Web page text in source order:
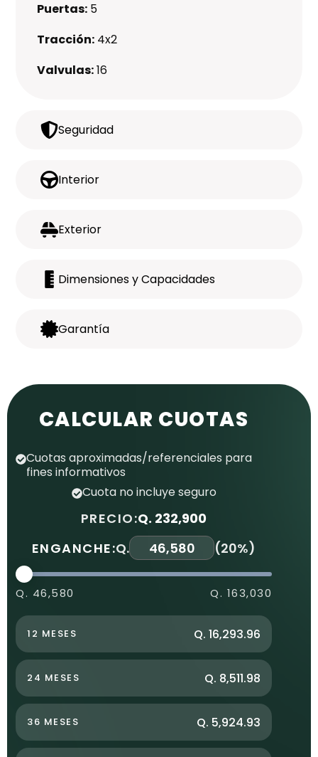
Seguridad
Interior
Exterior
Dimensiones y Capacidades
Garantía
Puertas: 5
Tracción: 4x2
Valvulas:16
CALCULAR CUOTAS
Cuotas aproximadas/referenciales para
fines informativos
Cuota no incluye seguro
PRECIO:Q. 232,900
ENGANCHE:Q. (20%)
Q. 46,580 Q. 163,030
12 MESES Q. 16,293.96
24 MESES Q. 8,511.98
36 MESES Q. 5,924.93